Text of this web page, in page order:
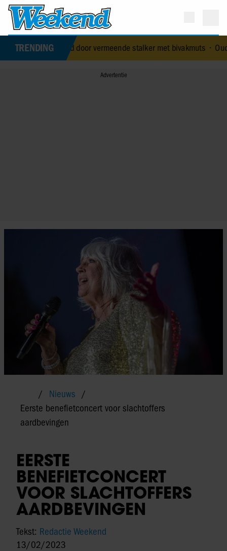
TRENDING
door vermeende stalker met bivakmuts •Oud-Idols
Nieuws
Eerste benefietconcert voor slachtoffers
aardbevingen
EERSTE
BENEFIETCONCERT
VOOR SLACHTOFFERS
AARDBEVINGEN
Tekst: Redactie Weekend
13/02/2023